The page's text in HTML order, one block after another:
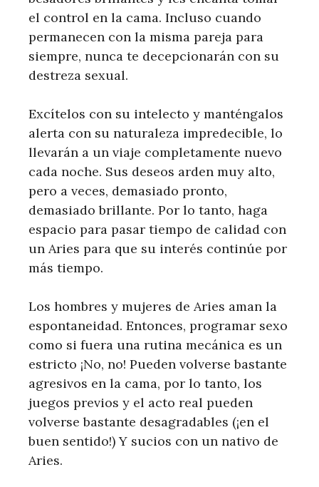
el control en la cama. Incluso cuando
permanecen con la misma pareja para
siempre, nunca te decepcionarán con su
destreza sexual.
Excítelos con su intelecto y manténgalos
alerta con su naturaleza impredecible, lo
llevarán a un viaje completamente nuevo
cada noche. Sus deseos arden muy alto,
pero a veces, demasiado pronto,
demasiado brillante. Por lo tanto, haga
espacio para pasar tiempo de calidad con
un Aries para que su interés continúe por
más tiempo.
Los hombres y mujeres de Aries aman la
espontaneidad. Entonces, programar sexo
como si fuera una rutina mecánica es un
estricto ¡No, no! Pueden volverse bastante
agresivos en la cama, por lo tanto, los
juegos previos y el acto real pueden
volverse bastante desagradables (¡en el
buen sentido!) Y sucios con un nativo de
Aries.